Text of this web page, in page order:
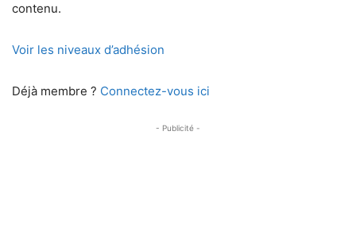
contenu.
Voir les niveaux d’adhésion
Déjà membre ? Connectez-vous ici
- Publicité -